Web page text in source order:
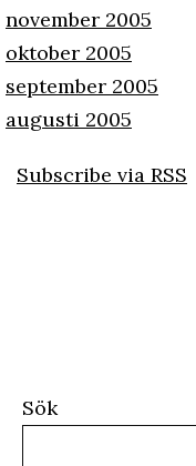
november 2005
oktober 2005
september 2005
augusti 2005
Subscribe via RSS
Sök